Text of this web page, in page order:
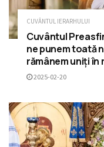
CUVÂNTUL IERARHULUI
Cuvântul
ne punem toată
rămânem uniți în
2025-02-20